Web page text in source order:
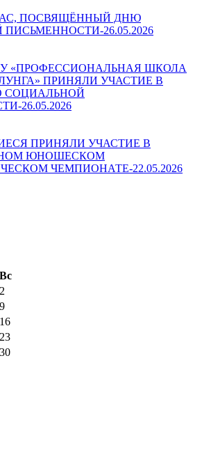
ПОСВЯЩЁННЫЙ ДНЮ
26.05.2026
«ПРОФЕССИОНАЛЬНАЯ ШКОЛА
ПРИНЯЛИ УЧАСТИЕ В
СОЦИАЛЬНОЙ
26.05.2026
ПРИНЯЛИ УЧАСТИЕ В
ЮНОШЕСКОМ
ЧЕМПИОНАТЕ-22.05.2026
Вс
2
9
16
23
30